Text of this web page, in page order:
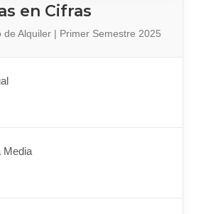
en Cifras
de Alquiler | Primer Semestre 2025
Media